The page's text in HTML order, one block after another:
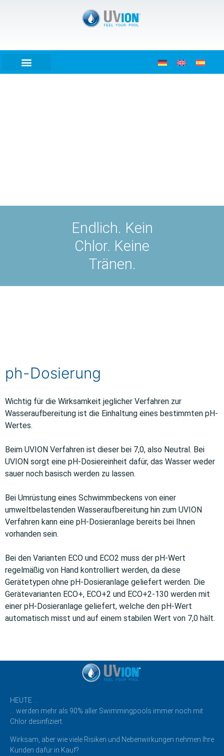
Endlich. Kein
Chlor. Keine
Tränen.
ph-Dosierung
Wichtig für die Wirksamkeit jeglicher Verfahren zur
Wasseraufbereitung ist die Einhaltung eines bestimmten pH-
Wertes.
Beim UVION Verfahren ist dieser bei 7,0, also Neutral. Bei
UVION sorgt eine pH-Dosiereinheit dafür, das Wasser weder
sauer noch basisch werden zu lassen.
Bei Umrüstung eines Schwimmbeckens von einer
umweltbelastenden Wasseraufbereitung hin zum UVION
Verfahren kann eine pH-Dosieranlage bereits bei Ihnen
vorhanden sein.
Bei den Varianten ECO und ECO2 muss der pH-Wert
regelmäßig von Hand kontrolliert werden, da diese
Gerätetypen ohne pH-Dosieranlage geliefert werden. Die
Gerätevarianten ECO+, ECO+2 und ECO+2-130 werden mit
einer pH-Dosieranlage geliefert, welche den pH-Wert
automatisch misst und auf einem stabilen Wert von 7,0 hält.
HEUTE …
… werden mehr als 90% aller Swimmingpools immer noch mit
Chlor desinfiziert.
Wirksam, aber wie viele Risiken und Nebenwirkungen nehmen Ihre
Kunden dafür in Kauf?